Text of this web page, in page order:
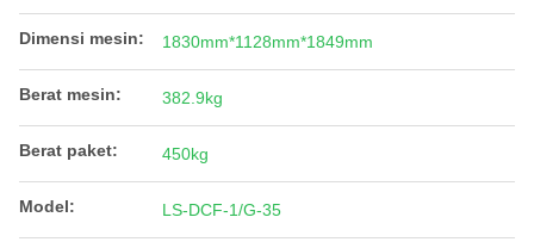
Dimensi mesin: 1830mm*1128mm*1849mm
Berat mesin: 382.9kg
Berat paket: 450kg
Model: LS-DCF-1/G-35